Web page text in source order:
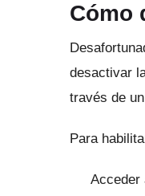
Cómo
desactivar
través de
Para
Acceder